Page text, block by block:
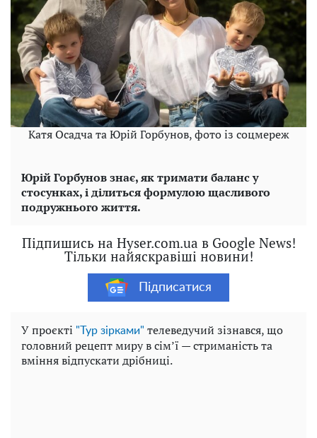
Катя Осадча та Юрій Горбунов, фото із соцмереж
Юрій Горбунов знає, як тримати баланс у
стосунках, і ділиться формулою щасливого
подружнього життя.
Підпишись на Hyser.com.ua в Google News!
Тільки найяскравіші новини!
Підписатися
У проєкті "Тур зірками" телеведучий зізнався, що
головний рецепт миру в сім’ї — стриманість та
вміння відпускати дрібниці.